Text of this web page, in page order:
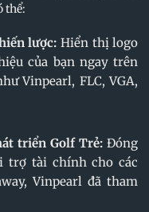
thể:
lược: Hiển thị logo
của bạn ngay trên
Vinpearl, FLC, VGA,
triển Golf Trẻ: Đóng
trợ tài chính cho các
Vinpearl đã tham